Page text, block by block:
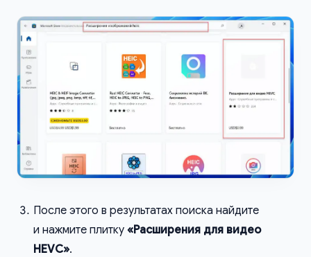
После этого в результатах поиска найдите
и нажмите плитку «Расширения для видео
HEVC».